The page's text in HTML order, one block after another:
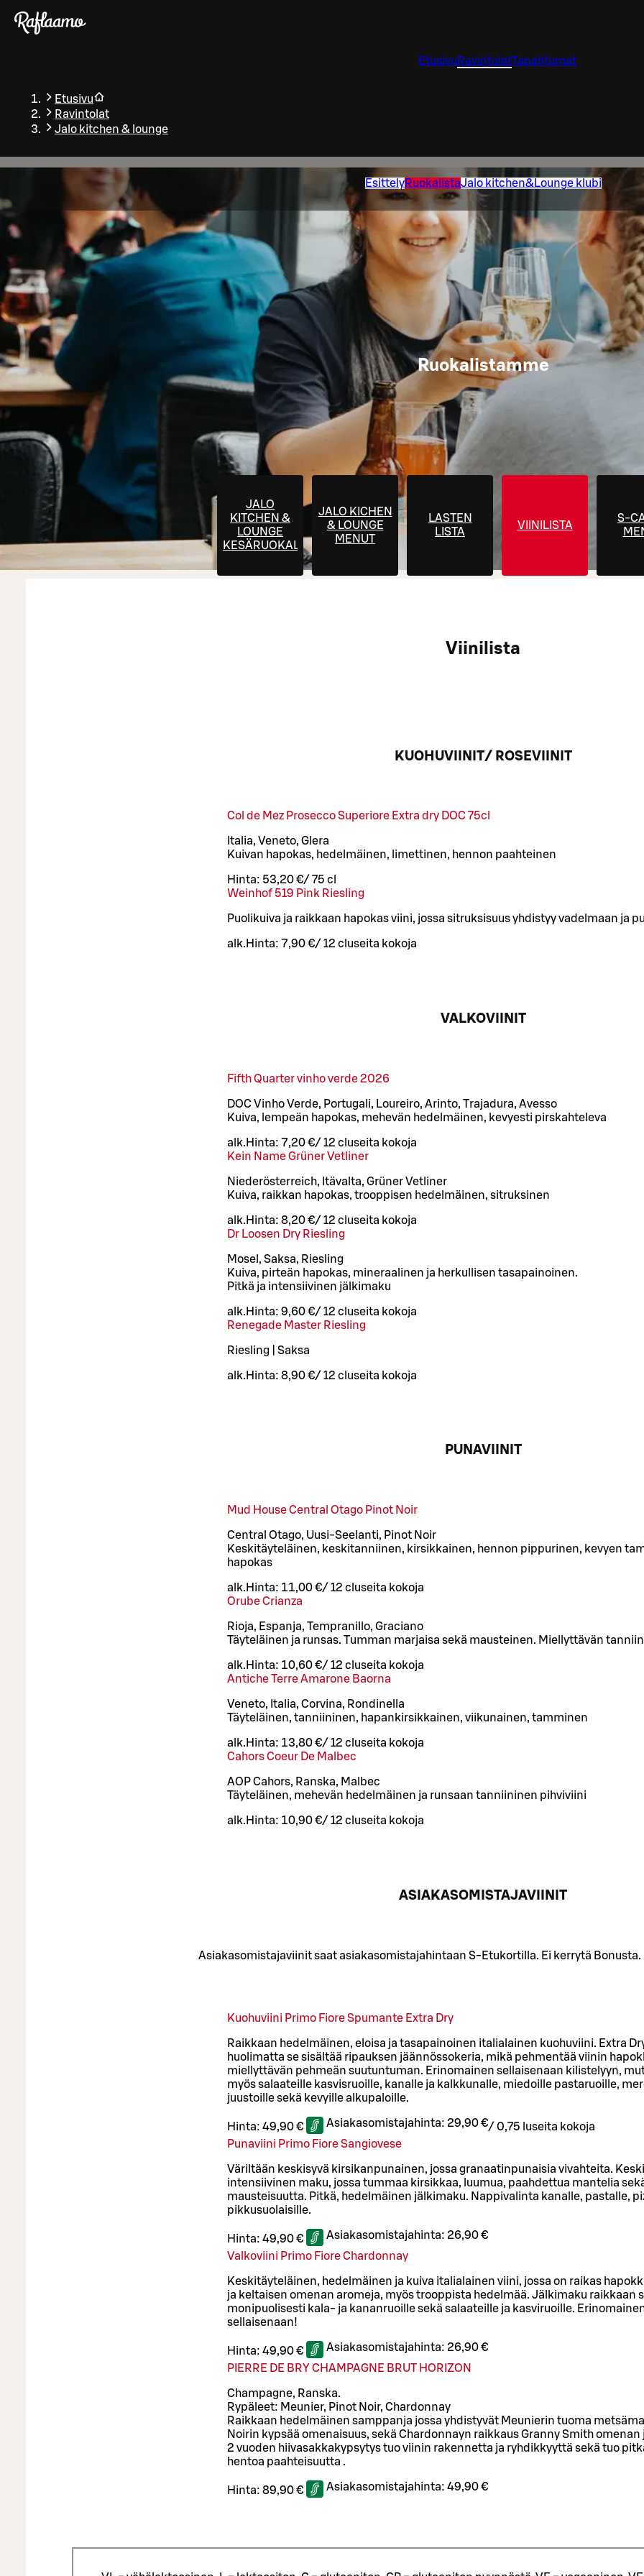
Siirry pääsisältöön
Etusivu RavintolatTapahtumat
Etusivu
Ravintolat
Jalo kitchen & lounge
EsittelyRuokalistaJalo kitchen&Lounge klubi
Ruokalistamme
JALO
KITCHEN &
LOUNGE
KESÄRUOKALISTA
JALO KICHEN
& LOUNGE
MENUT
LASTEN
LISTA
VIINILISTA
S-
Viinilista
KUOHUVIINIT/ ROSEVIINIT
Col de Mez Prosecco Superiore Extra dry DOC 75cl
Italia, Veneto, Glera
Kuivan hapokas, hedelmäinen, limettinen, hennon paahteinen
Hinta: 53,20 €/ 75 cl
Weinhof 519 Pink Riesling
Puolikuiva ja raikkaan hapokas viini, jossa sitruksisuus yhdistyy vadelmaan ja
alk. Hinta: 7,90 €/ 12 cl useita kokoja
VALKOVIINIT
Fifth Quarter vinho verde 2026
DOC Vinho Verde, Portugali, Loureiro, Arinto, Trajadura, Avesso
Kuiva, lempeän hapokas, mehevän hedelmäinen, kevyesti pirskahteleva
alk. Hinta: 7,20 €/ 12 cl useita kokoja
Kein Name Grüner Vetliner
Niederösterreich, Itävalta, Grüner Vetliner
Kuiva, raikkan hapokas, trooppisen hedelmäinen, sitruksinen
alk. Hinta: 8,20 €/ 12 cl useita kokoja
Dr Loosen Dry Riesling
Mosel, Saksa, Riesling
Kuiva, pirteän hapokas, mineraalinen ja herkullisen tasapainoinen.
Pitkä ja intensiivinen jälkimaku
alk. Hinta: 9,60 €/ 12 cl useita kokoja
Renegade Master Riesling
Riesling | Saksa
alk. Hinta: 8,90 €/ 12 cl useita kokoja
PUNAVIINIT
Mud House Central Otago Pinot Noir
Central Otago, Uusi-Seelanti, Pinot Noir
Keskitäyteläinen, keskitanniinen, kirsikkainen, hennon pippurinen, kevyen
hapokas
alk. Hinta: 11,00 €/ 12 cl useita kokoja
Orube Crianza
Rioja, Espanja, Tempranillo, Graciano
Täyteläinen ja runsas. Tumman marjaisa sekä mausteinen. Miellyttävän
alk. Hinta: 10,60 €/ 12 cl useita kokoja
Antiche Terre Amarone Baorna
Veneto, Italia, Corvina, Rondinella
Täyteläinen, tanniininen, hapankirsikkainen, viikunainen, tamminen
alk. Hinta: 13,80 €/ 12 cl useita kokoja
Cahors Coeur De Malbec
AOP Cahors, Ranska, Malbec
Täyteläinen, mehevän hedelmäinen ja runsaan tanniininen pihviviini
alk. Hinta: 10,90 €/ 12 cl useita kokoja
ASIAKASOMISTAJAVIINIT
Asiakasomistajaviinit saat asiakasomistajahintaan S-Etukortilla. Ei kerrytä Bonusta.
Kuohuviini Primo Fiore Spumante Extra Dry
Raikkaan hedelmäinen, eloisa ja tasapainoinen italialainen kuohuviini. Extra
huolimatta se sisältää ripauksen jäännössokeria, mikä pehmentää viinin
miellyttävän pehmeän suutuntuman. Erinomainen sellaisenaan kilistelyyn,
myös salaateille kasvisruoille, kanalle ja kalkkunalle, miedoille pastaruoille,
juustoille sekä kevyille alkupaloille.
Hinta: 49,90 € Asiakasomistajahinta: 29,90 €/ 0,75 l useita kokoja
Punaviini Primo Fiore Sangiovese
Väriltään keskisyvä kirsikanpunainen, jossa granaatinpunaisia vivahteita.
intensiivinen maku, jossa tummaa kirsikkaa, luumua, paahdettua mantelia
mausteisuutta. Pitkä, hedelmäinen jälkimaku. Nappivalinta kanalle, pastalle,
pikkusuolaisille.
Hinta: 49,90 € Asiakasomistajahinta: 26,90 €
Valkoviini Primo Fiore Chardonnay
Keskitäyteläinen, hedelmäinen ja kuiva italialainen viini, jossa on raikas
ja keltaisen omenan aromeja, myös trooppista hedelmää. Jälkimaku raikkaan
monipuolisesti kala- ja kananruoille sekä salaateille ja kasviruoille.
sellaisenaan!
Hinta: 49,90 € Asiakasomistajahinta: 26,90 €
PIERRE DE BRY CHAMPAGNE BRUT HORIZON
Champagne, Ranska.
Rypäleet: Meunier, Pinot Noir, Chardonnay
Raikkaan hedelmäinen samppanja jossa yhdistyvät Meunierin tuoma
Noirin kypsää omenaisuus, sekä Chardonnayn raikkaus Granny Smith
2 vuoden hiivasakkakypsytys tuo viinin rakennetta ja ryhdikkyyttä sekä tuo
hentoa paahteisuutta .
Hinta: 89,90 € Asiakasomistajahinta: 49,90 €